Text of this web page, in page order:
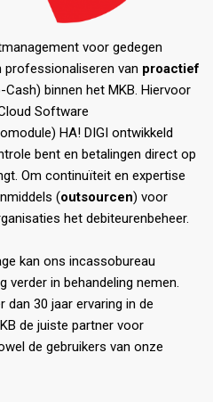
voor gedegen
professionaliseren van proactief
Cash) binnen het MKB. Hiervoor
Software
HA! DIGI ontwikkeld
bent en betalingen direct op
Om continuïteit en expertise
(outsourcen) voor
het debiteurenbeheer.
kan ons incassobureau
verder in behandeling nemen.
30 jaar ervaring in de
de juiste partner voor
de gebruikers van onze